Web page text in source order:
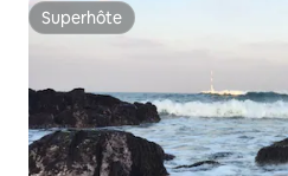
Superhôte
Superhôte